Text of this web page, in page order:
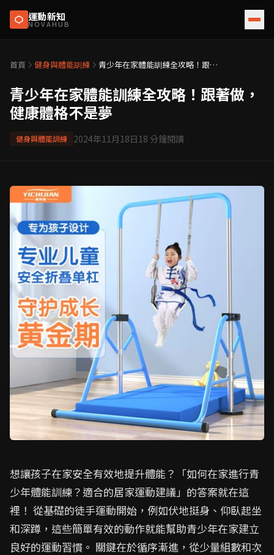
運動新知
NOVAHUB
首頁 健身與體能訓練
青少年在家體能訓練全攻略！跟著
青少年在家體能訓練全攻略！跟著做，
健康體格不是夢
健身與體能訓練 2024年11月18日18 分鐘閱讀
想讓孩子在家安全有效地提升體能？「如何在家進行青
少年體能訓練？適合的居家運動建議」的答案就在這
裡！ 從基礎的徒手運動開始，例如伏地挺身、仰臥起坐
和深蹲，這些簡單有效的動作就能幫助青少年在家建立
良好的運動習慣。 關鍵在於循序漸進，從少量組數和次